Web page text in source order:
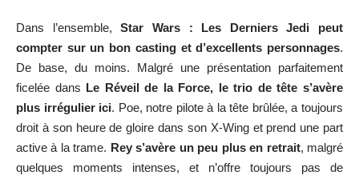
Dans l’ensemble,Star Wars : Les Derniers Jedi peut
compter sur un bon casting et d’excellents personnages.
De base, du moins. Malgré une présentation parfaitement
ficelée dans Le Réveil de la Force, le trio de tête s’avère
plus irrégulier ici. Poe, notre pilote à la tête brûlée, a toujours
droit à son heure de gloire dans son X-Wing et prend une part
active à la trame. Rey s’avère un peu plus en retrait, malgré
quelques moments intenses, et n’offre toujours pas de